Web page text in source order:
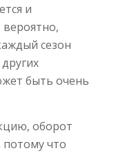
и
сезон
быть очень
оборот
что